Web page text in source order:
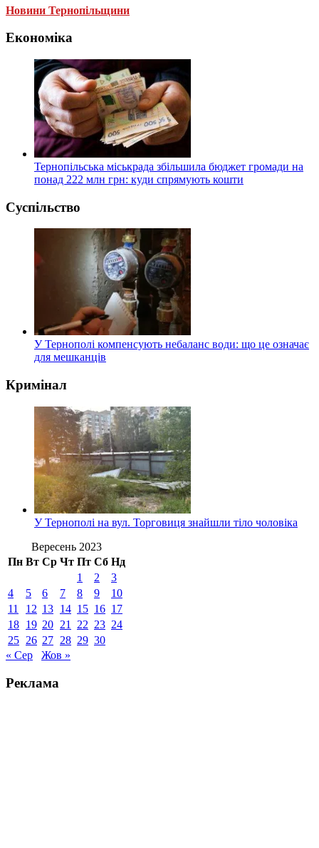
Новини Тернопільщини
Економіка
Тернопільська міськрада збільшила бюджет громади на
понад 222 млн грн: куди спрямують кошти
Суспільство
У Тернополі компенсують небаланс води: що це означає
для мешканців
Кримінал
У Тернополі на вул. Торговиця знайшли тіло чоловіка
Вересень 2023
Пн Вт Ср Чт Пт Сб Нд
1
2
3
4
5 6 7 8 9
10
11
12 13 14 15 16 17
18 19 20 21 22 23 24
25 26 27 28 29 30
« Сер
Жов »
Реклама